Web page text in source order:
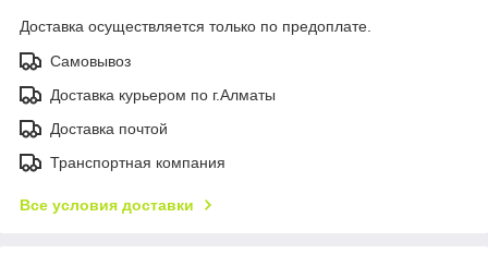
Доставка осуществляется только по предоплате.
Самовывоз
Доставка курьером по г.Алматы
Доставка почтой
Транспортная компания
Все условия доставки